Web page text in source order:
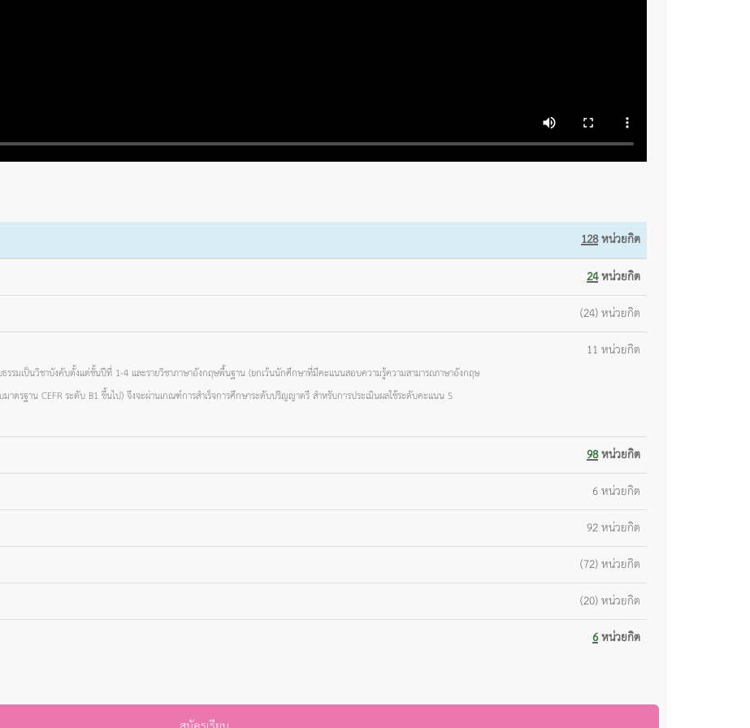
128หน่วยกิต
24หน่วยกิต
(24) หน่วยกิต
รมเป็นวิชาบังคับตั้งแต่ชั้นปีที่ 1-4 และรายวิชาภาษาอังกฤษพื้นฐาน (ยกเว้นนักศึกษาที่มีคะแนนสอบความรู้ความสามารถภาษาอังกฤษ
ตรฐาน CEFR ระดับ B1 ขึ้นไป) จึงจะผ่านเกณฑ์การสำเร็จการศึกษาระดับปริญญาตรี สำหรับการประเมินผลใช้ระดับคะแนน S
11 หน่วยกิต
98หน่วยกิต
6 หน่วยกิต
92 หน่วยกิต
(72) หน่วยกิต
(20) หน่วยกิต
6หน่วยกิต